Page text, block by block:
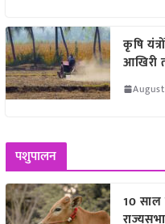
कृषि
आखिरी
पशुपालन
10 साल